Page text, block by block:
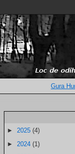
Gura
► 2025 (4)
► 2024 (1)